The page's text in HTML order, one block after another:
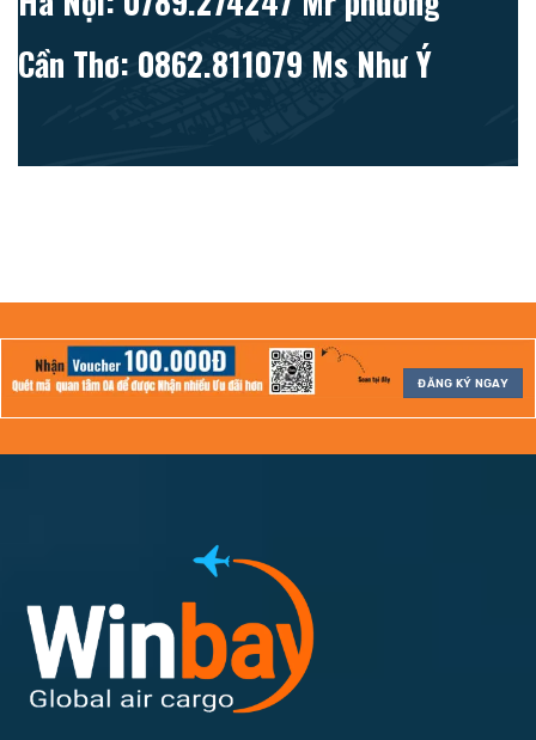
Cần Thơ: 0862.811079 Ms Như Ý
ĐĂNG KÝ NGAY